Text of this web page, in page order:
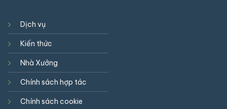
Dịch vụ
Kiến thức
Nhà Xưởng
Chính sách hợp tác
Chính sách cookie